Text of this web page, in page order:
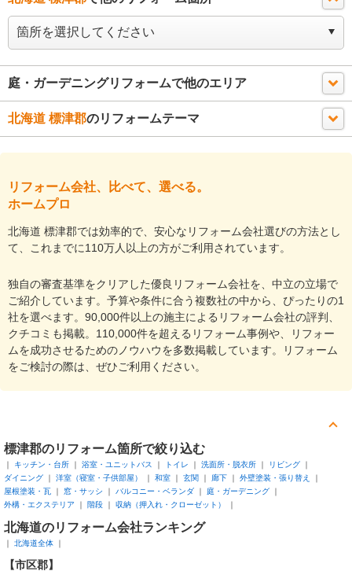
庭・ガーデニングリフォームで他のエリア
北海道 標津郡のリフォームテーマ
リフォーム会社、比べて、選べる。
ホームプロ
北海道 標津郡では効率的で、安心なリフォーム会社選びの方法とし
て、これまでに110万人以上の方がご利用されています。
独自の審査基準をクリアした優良リフォーム会社を、中立の立場で
ご紹介しています。予算や条件に合う複数社の中から、ぴったりの1
社を選べます。90,000件以上の施主によるリフォーム会社の評判、
クチコミも掲載。110,000件を超えるリフォーム事例や、リフォー
ムを成功させるためのノウハウを多数掲載しています。リフォーム
をご検討の際は、ぜひご利用ください。
標津郡のリフォーム箇所で絞り込む
キッチン・台所 浴室・ユニットバス トイレ 洗面所・脱衣所
リビング
ダイニング
洋室（寝室・子供部屋） 和室 玄関 廊下
外壁塗装・張り替え
屋根塗装・瓦
窓・サッシ バルコニー・ベランダ
庭・ガーデニング
外構・エクステリア
階段 収納（押入れ・クローゼット）
北海道のリフォーム会社ランキング
北海道全体
【市区郡】